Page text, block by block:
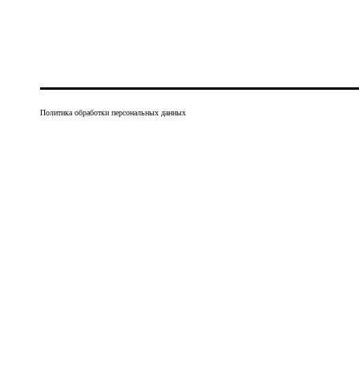
Политика обработки персональных данных